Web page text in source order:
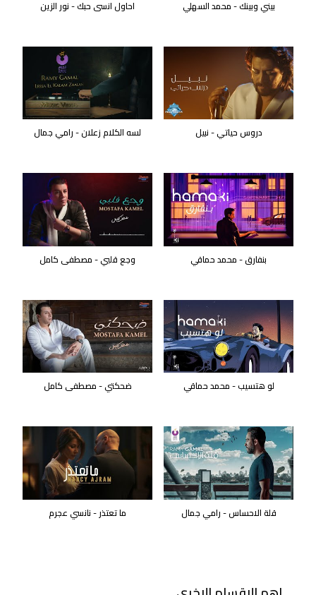
بيني وبينك - محمد السهلي احاول انسى حبك - نور الزين
دروس حياتي - نبيل لسه الكلام زعلان - رامي جمال
بنفارق - محمد حماقي وجع قلبي - مصطفى كامل
لو هتسيب - محمد حماقي ضحكتي - مصطفى كامل
قلة الاحساس - رامي جمال ما تعتذر - نانسي عجرم